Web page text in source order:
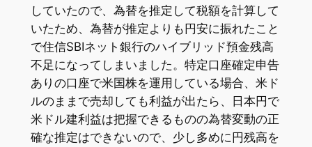
していたので、為替を推定して税額を計算して
いたため、為替が推定よりも円安に振れたこと
で住信SBIネット銀行のハイブリッド預金残高
不足になってしまいました。特定口座確定申告
ありの口座で米国株を運用している場合、米ド
ルのままで売却しても利益が出たら、日本円で
米ドル建利益は把握できるものの為替変動の正
確な推定はできないので、少し多めに円残高を